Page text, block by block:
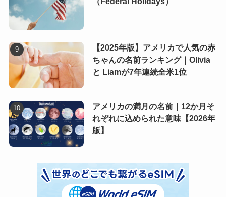
【2025年版】アメリカで人気の赤
ちゃんの名前ランキング｜Olivia
と Liamが7年連続全米1位
アメリカの満月の名前｜12か月そ
れぞれに込められた意味【2026年
版】